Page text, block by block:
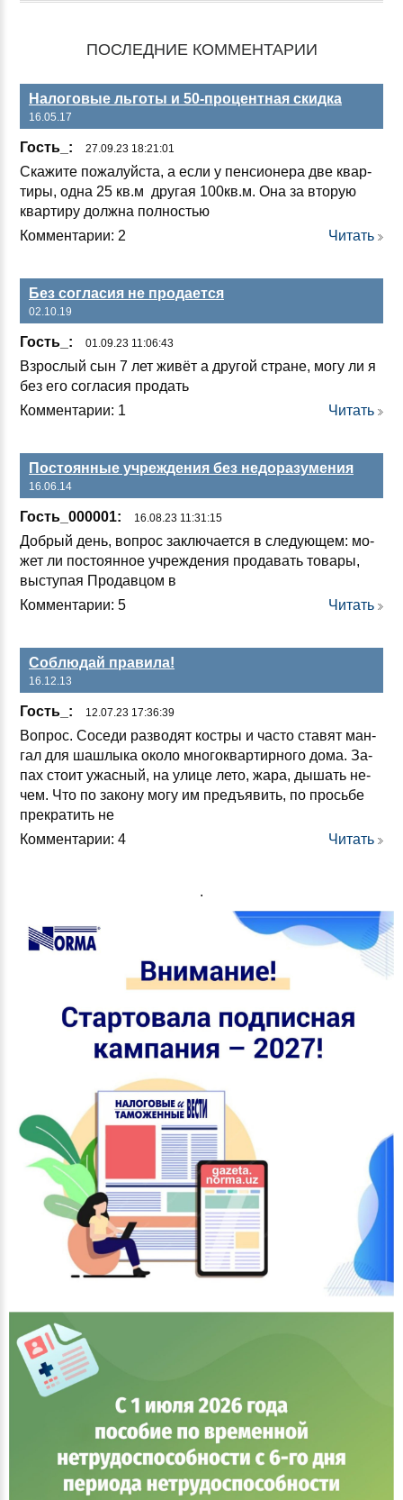
ПОСЛЕДНИЕ КОММЕНТАРИИ
Налоговые льготы и 50-процентная скидка
16.05.17
Гость_: 27.09.23 18:21:01
Ска­жи­те по­жа­луй­ста, а ес­ли у пен­си­оне­ра две квар­
ти­ры, од­на 25 кв.м дру­гая 100кв.м. Она за вто­рую
квар­ти­ру дол­жна пол­ностью
Комментарии: 2
Читать
Без согласия не продается
02.10.19
Гость_: 01.09.23 11:06:43
Взрос­лый сын 7 лет жи­вёт а дру­гой стра­не, мо­гу ли я
без его сог­ла­сия про­дать
Комментарии: 1
Читать
Постоянные учреждения без недоразумения
16.06.14
Гость_000001: 16.08.23 11:31:15
Доб­рый день, воп­рос зак­лю­ча­ет­ся в сле­ду­ющем: мо­
жет ли пос­то­ян­ное уч­реж­де­ния про­да­вать то­ва­ры,
выс­ту­пая Про­дав­цом в
Комментарии: 5
Читать
Соблюдай правила!
16.12.13
Гость_: 12.07.23 17:36:39
Воп­рос. Со­се­ди раз­во­дят кос­тры и час­то ста­вят ман­
гал для шаш­лы­ка око­ло мно­гок­вар­тир­но­го до­ма. За­
пах сто­ит ужас­ный, на ули­це ле­то, жа­ра, ды­шать не­
чем. Что по за­ко­ну мо­гу им предъ­явить, по прось­бе
прек­ра­тить не
Комментарии: 4
Читать
.